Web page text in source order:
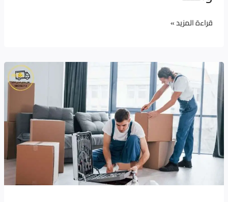
قراءة المزيد »
نقل
عفش
الكويت
بأمان
واحتراف
أفضل
نقل